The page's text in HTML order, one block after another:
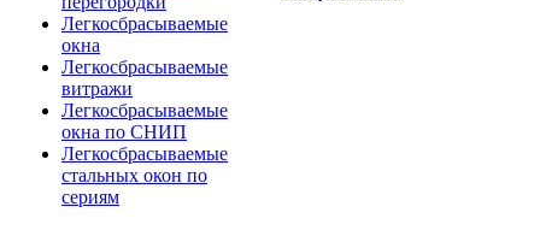
Легкосбрасываемые
окна
Легкосбрасываемые
витражи
Легкосбрасываемые
окна по СНИП
Легкосбрасываемые
стальных окон по
сериям